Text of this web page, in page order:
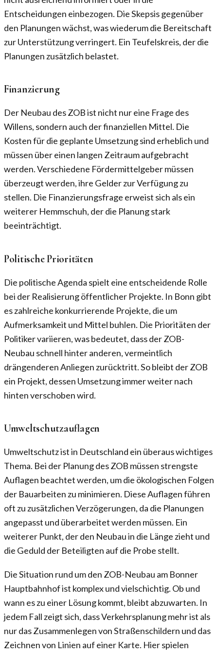
Entscheidungen einbezogen. Die Skepsis gegenüber
den Planungen wächst, was wiederum die Bereitschaft
zur Unterstützung verringert. Ein Teufelskreis, der die
Planungen zusätzlich belastet.
Finanzierung
Der Neubau des ZOB ist nicht nur eine Frage des
Willens, sondern auch der finanziellen Mittel. Die
Kosten für die geplante Umsetzung sind erheblich und
müssen über einen langen Zeitraum aufgebracht
werden. Verschiedene Fördermittelgeber müssen
überzeugt werden, ihre Gelder zur Verfügung zu
stellen. Die Finanzierungsfrage erweist sich als ein
weiterer Hemmschuh, der die Planung stark
beeinträchtigt.
Politische Prioritäten
Die politische Agenda spielt eine entscheidende Rolle
bei der Realisierung öffentlicher Projekte. In Bonn gibt
es zahlreiche konkurrierende Projekte, die um
Aufmerksamkeit und Mittel buhlen. Die Prioritäten der
Politiker variieren, was bedeutet, dass der ZOB-
Neubau schnell hinter anderen, vermeintlich
drängenderen Anliegen zurücktritt. So bleibt der ZOB
ein Projekt, dessen Umsetzung immer weiter nach
hinten verschoben wird.
Umweltschutzauflagen
Umweltschutz ist in Deutschland ein überaus wichtiges
Thema. Bei der Planung des ZOB müssen strengste
Auflagen beachtet werden, um die ökologischen Folgen
der Bauarbeiten zu minimieren. Diese Auflagen führen
oft zu zusätzlichen Verzögerungen, da die Planungen
angepasst und überarbeitet werden müssen. Ein
weiterer Punkt, der den Neubau in die Länge zieht und
die Geduld der Beteiligten auf die Probe stellt.
Die Situation rund um den ZOB-Neubau am Bonner
Hauptbahnhof ist komplex und vielschichtig. Ob und
wann es zu einer Lösung kommt, bleibt abzuwarten. In
jedem Fall zeigt sich, dass Verkehrsplanung mehr ist als
nur das Zusammenlegen von Straßenschildern und das
Zeichnen von Linien auf einer Karte. Hier spielen